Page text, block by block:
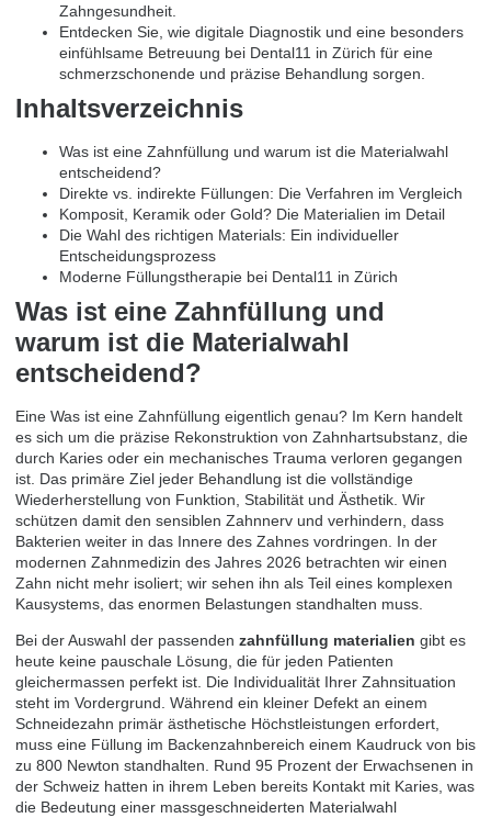
Zahngesundheit.
Entdecken Sie, wie digitale Diagnostik und eine besonders
einfühlsame Betreuung bei Dental11 in Zürich für eine
schmerzschonende und präzise Behandlung sorgen.
Inhaltsverzeichnis
Was ist eine Zahnfüllung und warum ist die Materialwahl
entscheidend?
Direkte vs. indirekte Füllungen: Die Verfahren im Vergleich
Komposit, Keramik oder Gold? Die Materialien im Detail
Die Wahl des richtigen Materials: Ein individueller
Entscheidungsprozess
Moderne Füllungstherapie bei Dental11 in Zürich
Was ist eine Zahnfüllung und
warum ist die Materialwahl
entscheidend?
Eine Was ist eine Zahnfüllung eigentlich genau? Im Kern handelt
es sich um die präzise Rekonstruktion von Zahnhartsubstanz, die
durch Karies oder ein mechanisches Trauma verloren gegangen
ist. Das primäre Ziel jeder Behandlung ist die vollständige
Wiederherstellung von Funktion, Stabilität und Ästhetik. Wir
schützen damit den sensiblen Zahnnerv und verhindern, dass
Bakterien weiter in das Innere des Zahnes vordringen. In der
modernen Zahnmedizin des Jahres 2026 betrachten wir einen
Zahn nicht mehr isoliert; wir sehen ihn als Teil eines komplexen
Kausystems, das enormen Belastungen standhalten muss.
Bei der Auswahl der passenden zahnfüllung materialien gibt es
heute keine pauschale Lösung, die für jeden Patienten
gleichermassen perfekt ist. Die Individualität Ihrer Zahnsituation
steht im Vordergrund. Während ein kleiner Defekt an einem
Schneidezahn primär ästhetische Höchstleistungen erfordert,
muss eine Füllung im Backenzahnbereich einem Kaudruck von bis
zu 800 Newton standhalten. Rund 95 Prozent der Erwachsenen in
der Schweiz hatten in ihrem Leben bereits Kontakt mit Karies, was
die Bedeutung einer massgeschneiderten Materialwahl